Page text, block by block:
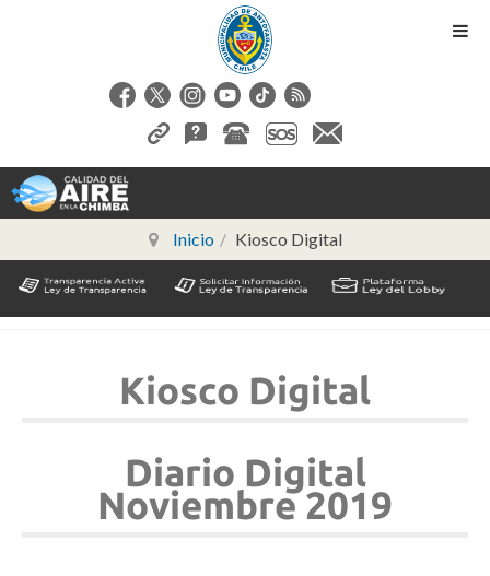
Inicio Kiosco Digital
Kiosco Digital
Diario Digital
Noviembre 2019